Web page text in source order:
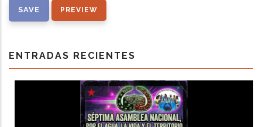
ENTRADAS RECIENTES